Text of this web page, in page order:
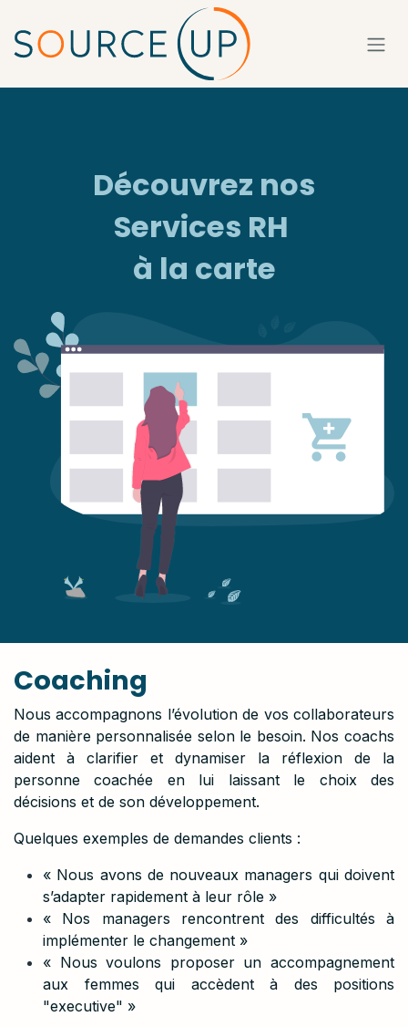
Découvrez nos
Services RH
à la carte
Coaching
Nous accompagnons l’évolution de vos collaborateurs
de manière personnalisée selon le besoin. Nos coachs
aident à clarifier et dynamiser la réflexion de la
personne coachée en lui laissant le choix des
décisions et de son développement.
Quelques exemples de demandes clients :
« Nous avons de nouveaux managers qui doivent
s’adapter rapidement à leur rôle »
« Nos managers rencontrent des difficultés à
implémenter le changement »
« Nous voulons proposer un accompagnement
aux femmes qui accèdent à des positions
"executive" »